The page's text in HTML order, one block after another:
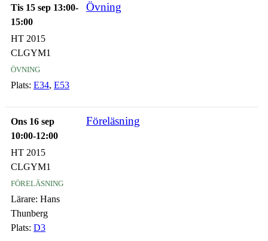
Tis 15 sep 13:00-
15:00
Övning
HT 2015
CLGYM1
övning
Plats: E34, E53
Ons 16 sep
10:00-12:00
Föreläsning
HT 2015
CLGYM1
föreläsning
Lärare: Hans
Thunberg
Plats: D3